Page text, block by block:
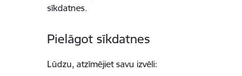
sīkdatnes.
Pielāgot sīkdatnes
Lūdzu, atzīmējiet savu izvēli: